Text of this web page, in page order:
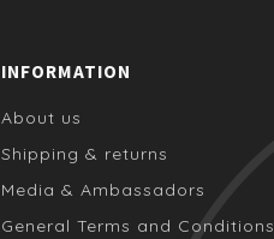
INFORMATION
About us
Shipping & returns
Media & Ambassadors
General Terms and Conditions